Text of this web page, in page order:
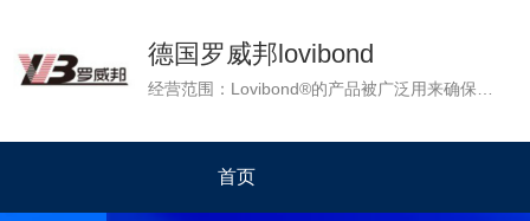
德国罗威邦lovibond
首页